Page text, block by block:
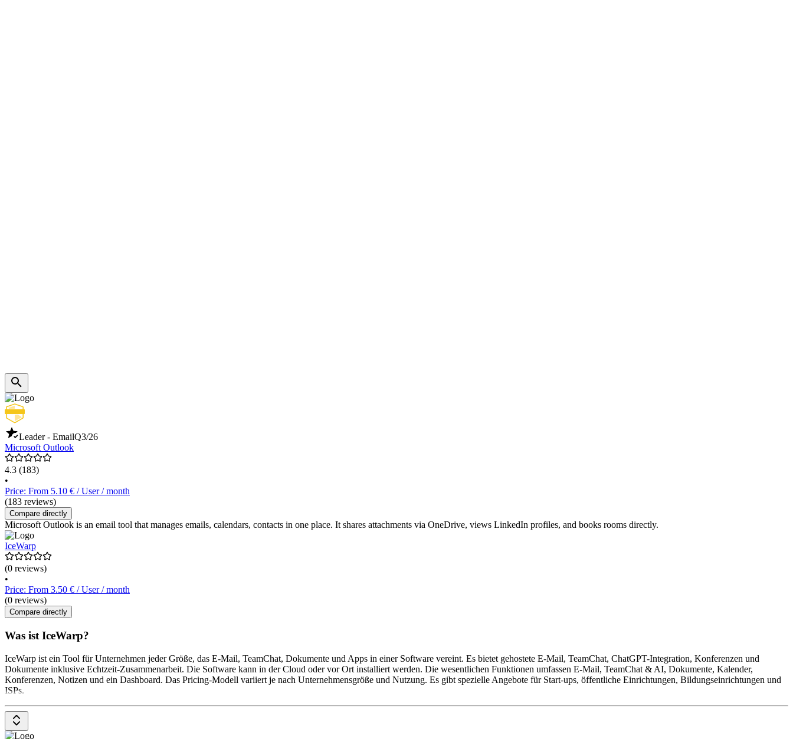
Leader - EmailQ3/26
Microsoft Outlook
4.3 (183)
•
Price: From 5.10 € / User / month
(183 reviews)
Compare directly
Microsoft Outlook is an email tool that manages emails, calendars, contacts in one place. It shares attachments via OneDrive, views LinkedIn profiles, and books rooms directly.
IceWarp
(0 reviews)
•
Price: From 3.50 € / User / month
(0 reviews)
Compare directly
Was ist IceWarp?
IceWarp ist ein Tool für Unternehmen jeder Größe, das E-Mail, TeamChat, Dokumente und Apps in einer Software vereint. Es bietet gehostete E-Mail, TeamChat, ChatGPT-Integration, Konferenzen und
Dokumente inklusive Echtzeit-Zusammenarbeit. Die Software kann in der Cloud oder vor Ort installiert werden. Die wesentlichen Funktionen umfassen E-Mail, TeamChat & AI, Dokumente, Kalender,
Konferenzen, Notizen und ein Dashboard. Das Pricing-Modell variiert je nach Unternehmensgröße und Nutzung. Es gibt spezielle Angebote für Start-ups, öffentliche Einrichtungen, Bildungseinrichtungen und
ISPs.